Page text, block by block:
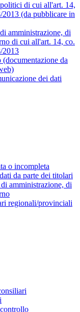
di cui all'art. 14,
(da pubblicare in
amministrazione, di
di cui all'art. 14, co.
2013
da
dei dati
o incompleta
da parte dei titolari
amministrazione, di
regionali/provinciali